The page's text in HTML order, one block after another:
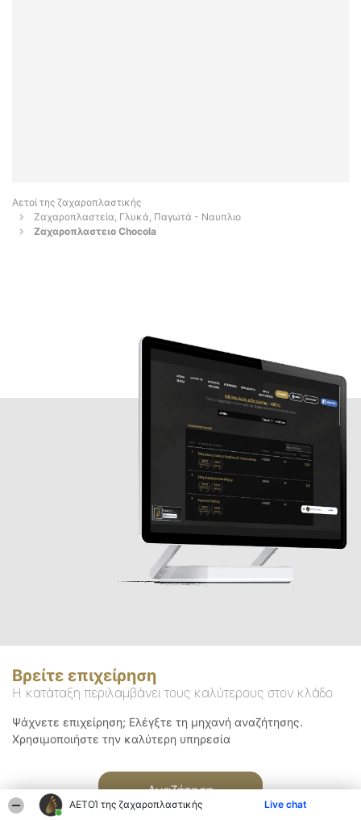
ΑΕΤΟΊ της ζαχαροπλαστικής Live chat
Αετοί της ζαχαροπλαστικής
Ζαχαροπλαστεία, Γλυκά, Παγωτά - Ναυπλιο
Ζαχαροπλαστειο Chocola
Βρείτε επιχείρηση
Η κατάταξη περιλαμβάνει τους καλύτερους στον κλάδο
Ψάχνετε επιχείρηση; Ελέγξτε τη μηχανή αναζήτησης.
Χρησιμοποιήστε την καλύτερη υπηρεσία
Αναζήτηση